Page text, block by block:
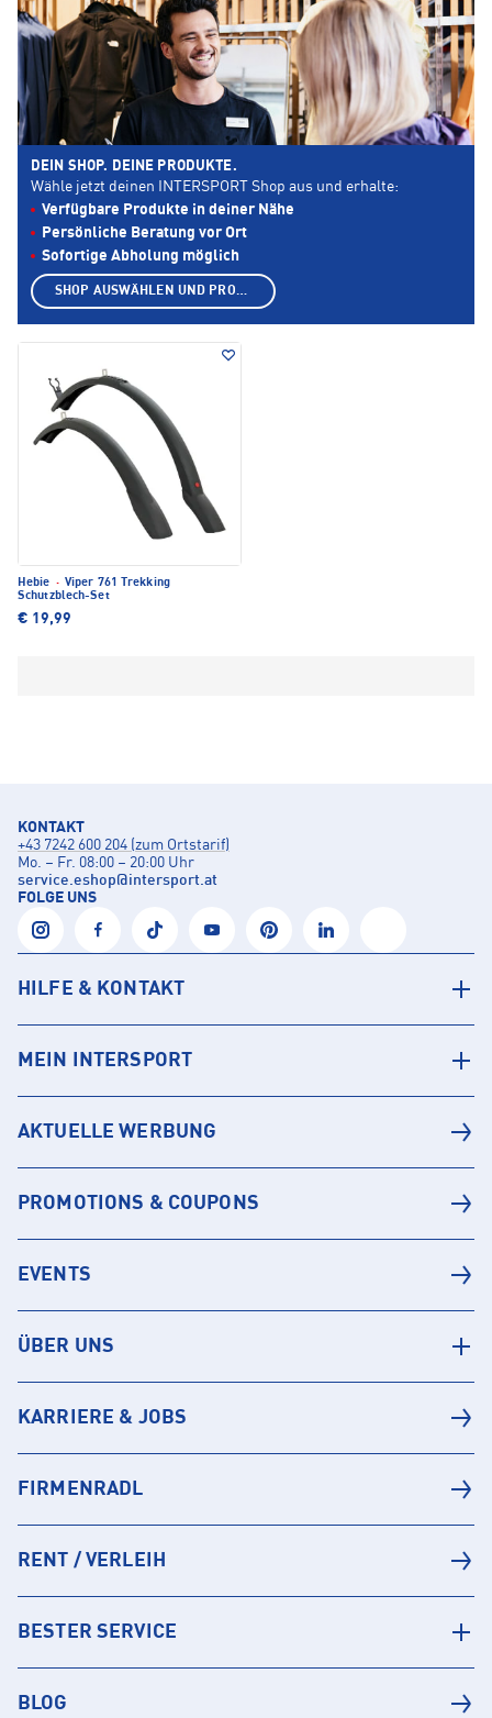
Hebie · Viper 761 Trekking
Schutzblech-Set
€ 19,99
DEIN SHOP. DEINE PRODUKTE.
Wähle jetzt deinen INTERSPORT Shop aus und erhalte:
Verfügbare Produkte in deiner Nähe
Persönliche Beratung vor Ort
Sofortige Abholung möglich
SHOP AUSWÄHLEN UND PRODUKTE ANZEIGEN
KONTAKT
+43 7242 600 204 (zum Ortstarif)
Mo. – Fr. 08:00 – 20:00 Uhr
service.eshop@intersport.at
FOLGE UNS
HILFE & KONTAKT
MEIN INTERSPORT
AKTUELLE WERBUNG
PROMOTIONS & COUPONS
EVENTS
ÜBER UNS
KARRIERE & JOBS
FIRMENRADL
RENT / VERLEIH
BESTER SERVICE
BLOG